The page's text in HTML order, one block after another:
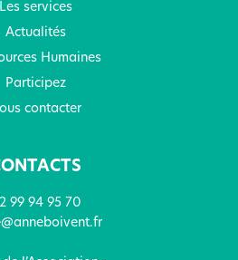
Les services
Actualités
Humaines
Participez
contacter
99 94 95 70